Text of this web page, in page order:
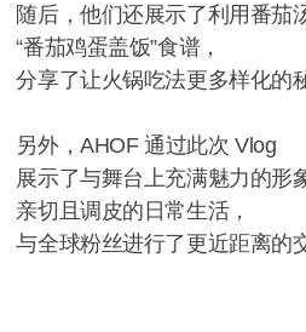
随后，他们还展示了利用番茄
“番茄鸡蛋盖饭”食谱，
分享了让火锅吃法更多样化的
另外，AHOF 通过此次 Vlog
展示了与舞台上充满魅力的形
亲切且调皮的日常生活，
与全球粉丝进行了更近距离的